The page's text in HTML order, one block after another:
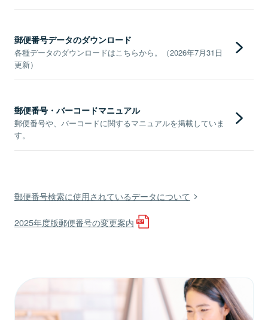
郵便番号データのダウンロード
各種データのダウンロードはこちらから。（2026年7月31日
更新）
郵便番号・バーコードマニュアル
郵便番号や、バーコードに関するマニュアルを掲載していま
す。
郵便番号検索に使用されているデータについて
2025年度版郵便番号の変更案内